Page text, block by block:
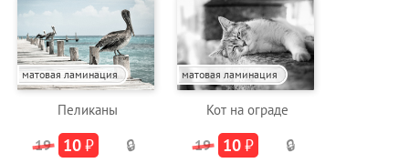
матовая ламинация
Пеликаны
19 10₽ 🔒
матовая ламинация
Кот на ограде
19 10₽ 🔒